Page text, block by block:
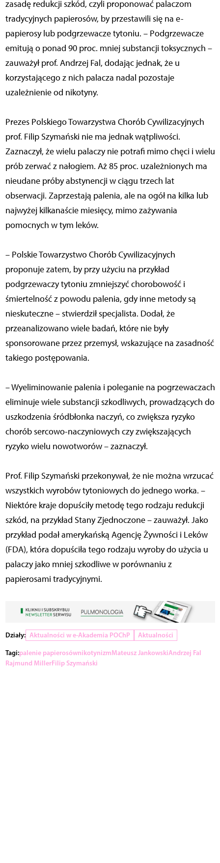
zasadę redukcji szkód, czyli proponować palaczom
tradycyjnych papierosów, by przestawili się na e-
papierosy lub podgrzewacze tytoniu. – Podgrzewacze
emitują o ponad 90 proc. mniej substancji toksycznych –
zauważył prof. Andrzej Fal, dodając jednak, że u
korzystającego z nich palacza nadal pozostaje
uzależnienie od nikotyny.
Prezes Polskiego Towarzystwa Chorób Cywilizacyjnych
prof. Filip Szymański nie ma jednak wątpliwości.
Zaznaczył, że wielu palaczy nie potrafi mimo chęci i wielu
prób zerwać z nałogiem. Aż 85 proc. uzależnionych ma
nieudane próby abstynencji w ciągu trzech lat
obserwacji. Zaprzestają palenia, ale na ogół na kilka lub
najwyżej kilkanaście miesięcy, mimo zażywania
pomocnych w tym leków.
– Polskie Towarzystwo Chorób Cywilizacyjnych
proponuje zatem, by przy użyciu na przykład
podgrzewaczy tytoniu zmniejszyć chorobowość i
śmiertelność z powodu palenia, gdy inne metody są
nieskuteczne – stwierdził specjalista. Dodał, że
przeanalizowano wiele badań, które nie były
sponsorowane przez przemysł, wskazujące na zasadność
takiego postępowania.
– Wyeliminowanie palenia i poleganie na pogrzewaczach
eliminuje wiele substancji szkodliwych, prowadzących do
uszkodzenia śródbłonka naczyń, co zwiększa ryzyko
chorób sercowo-naczyniowych czy zwiększających
ryzyko wielu nowotworów – zaznaczył.
Prof. Filip Szymański przekonywał, że nie można wrzucać
wszystkich wyrobów tytoniowych do jednego worka. –
Niektóre kraje dopuściły metodę tego rodzaju redukcji
szkód, na przykład Stany Zjednoczone – zauważył. Jako
przykład podał amerykańską Agencję Żywności i Leków
(FDA), która dopuściła tego rodzaju wyroby do użycia u
palaczy jako mniej szkodliwe w porównaniu z
papierosami tradycyjnymi.
Działy: Aktualności w e-Akademia POChP
Aktualności
Tagi:palenie papierosównikotynizmMateusz JankowskiAndrzej Fal
Rajmund MillerFilip Szymański